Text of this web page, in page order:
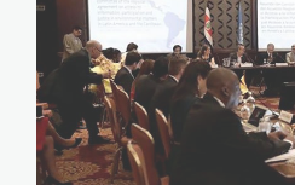
derechos-